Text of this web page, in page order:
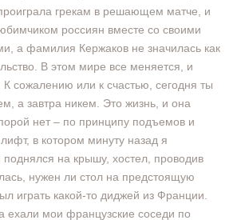
грекам в решающем матче, и
россиян вместе со своими
а фамилия Кержаков не значилась как
В этом мире все меняется, и
сожалению или к счастью, сегодня ты
а завтра никем. Это жизнь, и она
нет – по принципу подъемов и
в котором минуту назад я
на крышу, хостел, проводив
нужен ли стол на предстоящую
играть какой-то диджей из Франции.
ехали мои французские соседи по